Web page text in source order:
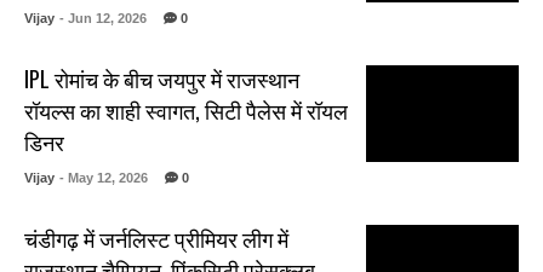
Vijay - Jun 12, 2026 0
IPL रोमांच के बीच जयपुर में राजस्थान
रॉयल्स का शाही स्वागत, सिटी पैलेस में रॉयल
डिनर
Vijay - May 12, 2026 0
चंडीगढ़ में जर्नलिस्ट प्रीमियर लीग में